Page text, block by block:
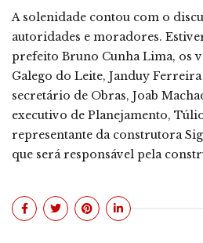
A solenidade contou com o
autoridades e moradores.
prefeito Bruno Cunha Lima, os
Galego do Leite, Janduy
secretário de Obras, Joab
executivo de Planejamento,
representante da construtora
que será responsável pela